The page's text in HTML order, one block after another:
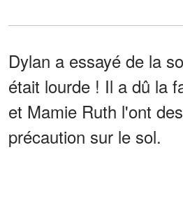
Dylan a essayé de la
était lourde ! Il a dû la
et Mamie Ruth l'ont
précaution sur le sol.